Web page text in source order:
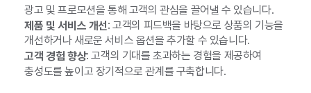
광고 및 프로모션을 통해 고객의 관심을 끌어낼 수 있습니다.
제품 및 서비스 개선: 고객의 피드백을 바탕으로 상품의 기능을
개선하거나 새로운 서비스 옵션을 추가할 수 있습니다.
고객 경험 향상: 고객의 기대를 초과하는 경험을 제공하여
충성도를 높이고 장기적으로 관계를 구축합니다.